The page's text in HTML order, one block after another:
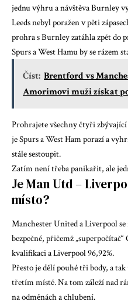
jednu výhru a návštěva Burnley
Leeds nebyl poražen v pěti
prohra s Burnley zatáhla zpět do
Spurs a West Hamu by se rázem
Číst: Brentford vs
Amorimovi muži získat
Prohrajete všechny čtyři zbývající
je Spurs a West Ham porazí a
stále sestoupit.
Zatím není třeba panikařit, ale
Je Man Utd –
místo?
Manchester United a Liverpool
bezpečné, přičemž
kvalifikaci a Liverpool 96,92%.
Přesto je dělí pouhé tři body, a
třetím místě. Na tom záleží nad
na odměnách a chlubení.